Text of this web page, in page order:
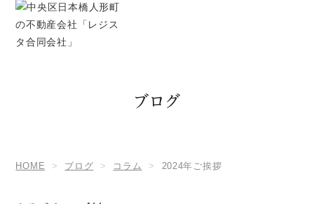
ブログ
HOME ブログ コラム 2024年ご挨拶